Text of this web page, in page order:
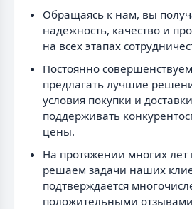
Обращаясь к нам, вы
надежность, качество и
на всех этапах
Постоянно
предлагать лучшие
условия покупки и
поддерживать
цены.
На протяжении многих
решаем задачи наших
подтверждается
положительными